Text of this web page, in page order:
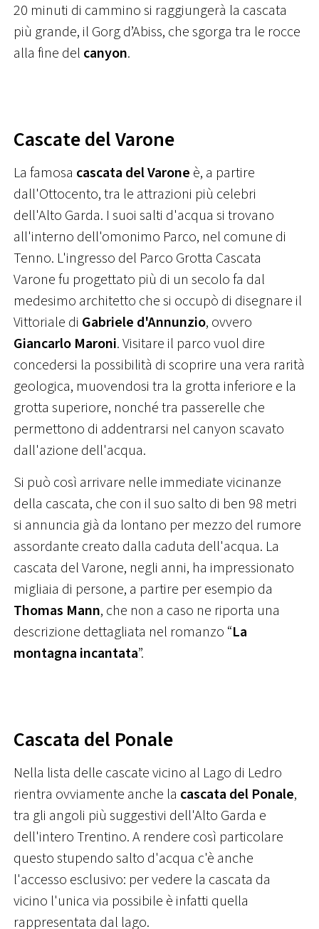
20 minuti di cammino si raggiungerà la cascata
più grande, il Gorg d’Abiss, che sgorga tra le rocce
alla fine del canyon.
Cascate del Varone
La famosa cascata del Varone è, a partire
dall'Ottocento, tra le attrazioni più celebri
dell'Alto Garda. I suoi salti d'acqua si trovano
all'interno dell'omonimo Parco, nel comune di
Tenno. L'ingresso del Parco Grotta Cascata
Varone fu progettato più di un secolo fa dal
medesimo architetto che si occupò di disegnare il
Vittoriale di Gabriele d'Annunzio, ovvero
Giancarlo Maroni. Visitare il parco vuol dire
concedersi la possibilità di scoprire una vera rarità
geologica, muovendosi tra la grotta inferiore e la
grotta superiore, nonché tra passerelle che
permettono di addentrarsi nel canyon scavato
dall'azione dell'acqua.
Si può così arrivare nelle immediate vicinanze
della cascata, che con il suo salto di ben 98 metri
si annuncia già da lontano per mezzo del rumore
assordante creato dalla caduta dell'acqua. La
cascata del Varone, negli anni, ha impressionato
migliaia di persone, a partire per esempio da
Thomas Mann, che non a caso ne riporta una
descrizione dettagliata nel romanzo “La
montagna incantata”.
Cascata del Ponale
Nella lista delle cascate vicino al Lago di Ledro
rientra ovviamente anche la cascata del Ponale,
tra gli angoli più suggestivi dell'Alto Garda e
dell'intero Trentino. A rendere così particolare
questo stupendo salto d'acqua c'è anche
l'accesso esclusivo: per vedere la cascata da
vicino l'unica via possibile è infatti quella
rappresentata dal lago.